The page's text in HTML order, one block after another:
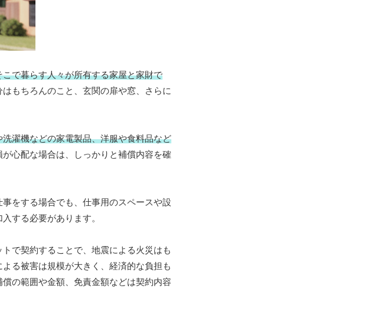
で暮らす人々が所有する家屋と家財で
もちろんのこと、玄関の扉や窓、さらに
濯機などの家電製品、洋服や食料品など
心配な場合は、しっかりと補償内容を確
をする場合でも、仕事用のスペースや設
する必要があります。
で契約することで、地震による火災はも
る被害は規模が大きく、経済的な負担も
の範囲や金額、免責金額などは契約内容